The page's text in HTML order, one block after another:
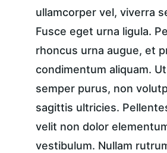
ullamcorper vel, viverra
Fusce eget urna ligula.
rhoncus urna augue, et
condimentum aliquam.
semper purus, non
sagittis ultricies.
velit non dolor
vestibulum. Nullam